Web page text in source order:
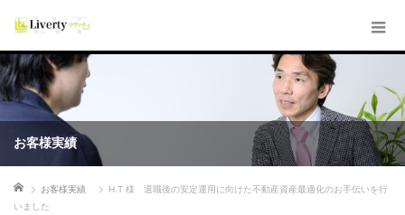
お客様実績
ホーム お客様実績
H.T 様 退職後の安定運用に向けた不動産資産最適化のお手伝いを行
いました